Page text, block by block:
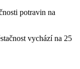
potravin na
vychází na 25